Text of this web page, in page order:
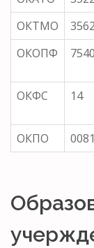
ОКТМО
ОКОПФ
ОКФС
14
ОКПО